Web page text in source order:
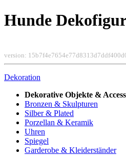
Hunde
version:
Dekoration
Dekorative Objekte &
Bronzen & Skulpturen
Silber & Plated
Porzellan & Keramik
Uhren
Spiegel
Garderobe & Kleiderständer